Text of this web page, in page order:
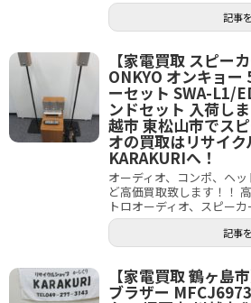
記事
【家電買取 スピー
ONKYO オンキョー
ーセット SWA-L1/
ンドセット 入荷し
越市 東松山市でス
オの買取はリサイ
KARAKURIへ！
オーディオ、コンポ、ヘ
ど高価買取致します！！
トロオーディオ、スピー
記事
【家電買取 鶴ヶ
ブラザー